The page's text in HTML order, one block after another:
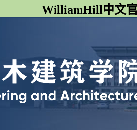
WilliamHill中文